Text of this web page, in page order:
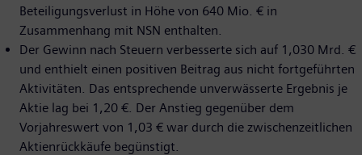
Beteiligungsverlust in Höhe von 640 Mio. € in
Zusammenhang mit NSN enthalten.
Der Gewinn nach Steuern verbesserte sich auf 1,030 Mrd. €
und enthielt einen positiven Beitrag aus nicht fortgeführten
Aktivitäten. Das entsprechende unverwässerte Ergebnis je
Aktie lag bei 1,20 €. Der Anstieg gegenüber dem
Vorjahreswert von 1,03 € war durch die zwischenzeitlichen
Aktienrückkäufe begünstigt.